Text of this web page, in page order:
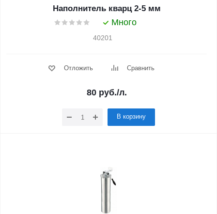
Наполнитель кварц 2-5 мм
Много
40201
Отложить Сравнить
80 руб./л.
В корзину